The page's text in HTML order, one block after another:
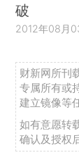
破
2012年08月
财新网所刊
专属所有或
建立镜像等
如有意愿转
确认及授权